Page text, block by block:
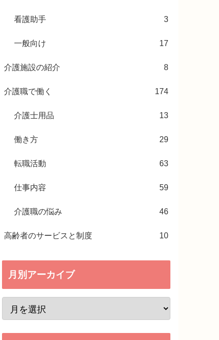
看護助手 3
一般向け 17
介護施設の紹介 8
介護職で働く 174
介護士用品 13
働き方 29
転職活動 63
仕事内容 59
介護職の悩み 46
高齢者のサービスと制度 10
月別アーカイブ